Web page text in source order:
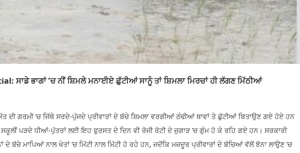
ਸਾਡੇ ਭਾਗਾਂ ’ਚ ਨੀਂ ਸ਼ਿਮਲੇ ਮਨਾਈਏ ਛੁੱਟੀਆਂ ਸਾਨੂੰ ਤਾਂ ਸ਼ਿਮਲਾ ਮਿਰਚਾਂ ਹੀ ਲੱਗਣ ਮਿੱਠੀਆਂ
ਦੀ ਗਰਮੀ ’ਚ ਜਿੱਥੇ ਸਰਦੇ-ਪੁੱਜਦੇ ਪ੍ਰੀਵਾਰਾਂ ਦੇ ਬੱਚੇ ਸ਼ਿਮਲਾ ਵਰਗੀਆਂ ਠੰਢੀਆਂ ਥਾਵਾਂ ਤੇ ਛੁੱਟੀਆਂ ਬਿਤਾਉਣ ਗਏ ਹੋਏ ਹਨ
ਸਕੂਲੀਂ ਪੜਦੇ ਧੀਆਂ-ਪੁੱਤਰਾਂ ਲਈ ਇਹ ਫੁਰਸਤ ਦੇ ਦਿਨ ਵੀ ਰੋਜੀ ਰੋਟੀ ਦੇ ਜੁਗਾੜ ’ਚ ਗੁੰਮ ਹੋ ਕੇ ਰਹਿ ਗਏ ਹਨ। ਸਰਕਾਰੀ
ਦੇ ਬੱਚੇ ਮਾਪਿਆਂ ਨਾਲ ਖੇਤਾਂ ’ਚ ਮਿੱਟੀ ਨਾਲ ਮਿੱਟੀ ਹੋ ਰਹੇ ਹਨ, ਜਦੋਂਕਿ ਮਜ਼ਦੂਰ ਪ੍ਰੀਵਾਰਾਂ ਦੇ ਬੱਚਿਆਂ ਵੱਲੋਂ ਝੋਨਾ ਲਾਉਣ ’ਚ